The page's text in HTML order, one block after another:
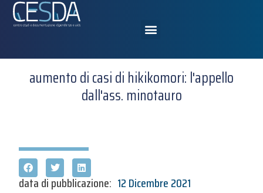
aumento di casi di hikikomori: l'appello
dall'ass. minotauro
data di pubblicazione: 12 Dicembre 2021